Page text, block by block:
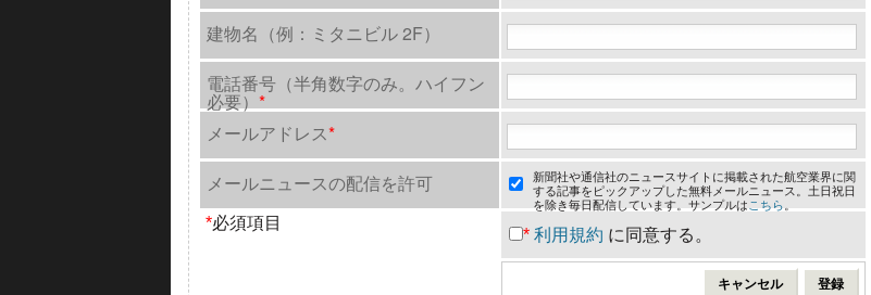
建物名（例：ミタニビル 2F）
電話番号（半角数字のみ。ハイフン
必要） *
メールアドレス*
メールニュースの配信を許可
* 利用規約 に同意する。
*必須項目
新聞社や通信社のニュースサイトに掲載された航空業界に関
する記事をピックアップした無料メールニュース。土日祝日
を除き毎日配信しています。サンプルは こちら